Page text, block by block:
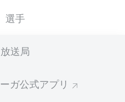
選手
放送局
ガ公式アプリ